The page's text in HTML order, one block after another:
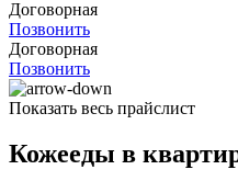
Договорная
Позвонить
Договорная
Позвонить
Показать весь прайслист
Кожееды в